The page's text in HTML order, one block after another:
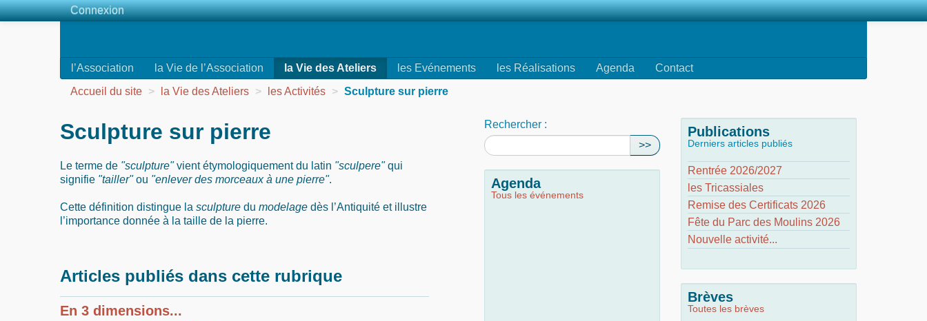
l’Association la Vie de l’Association la Vie des Ateliers les Evénements les Réalisations Agenda
Contact
Accueil du site > la Vie des Ateliers > les Activités > Sculpture sur pierre
Sculpture sur pierre
Le terme de "sculpture"vient étymologiquement du latin "sculpere"qui
signifie "tailler"ou "enlever des morceaux à une pierre".
Cette définition distingue la sculpture du modelage dès l’Antiquité et illustre
l’importance donnée à la taille de la pierre.
Articles publiés dans cette rubrique
En 3 dimensions...
Rechercher :
>>
Agenda
Tous les événements
Publications
Derniers articles publiés
Rentrée 2026/2027
les Tricassiales
Remise des Certificats 2026
Fête du Parc des Moulins 2026
Nouvelle activité...
Brèves
Toutes les brèves
Connexion